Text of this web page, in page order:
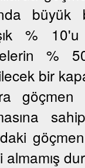
%
%
bir
almamış